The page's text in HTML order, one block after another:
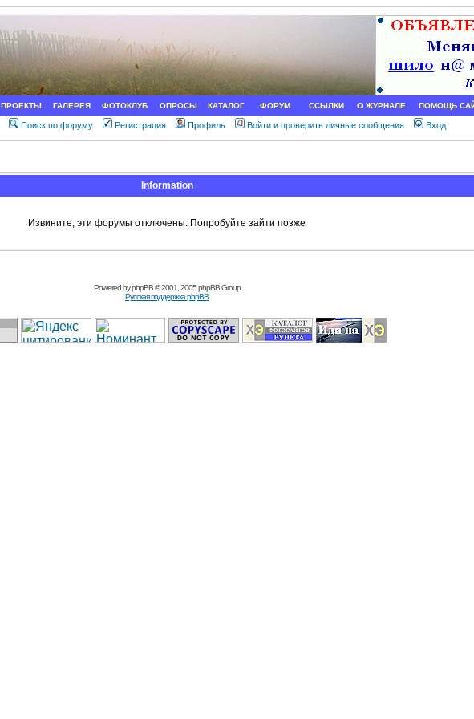
ПРОЕКТЫ ГАЛЕРЕЯ ФОТОКЛУБ ОПРОСЫ КАТАЛОГ ФОРУМ ССЫЛКИ О ЖУРНАЛЕ ПОМОЩЬ
Поиск по форуму Регистрация Профиль Войти и проверить личные сообщения Вход
Information
Извините, эти форумы отключены. Попробуйте зайти позже
Powered byphpBB© 2001, 2005 phpBB Group
Русская поддержка phpBB